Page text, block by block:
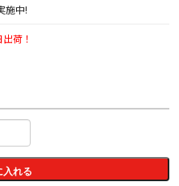
施中!
荷！
入れる